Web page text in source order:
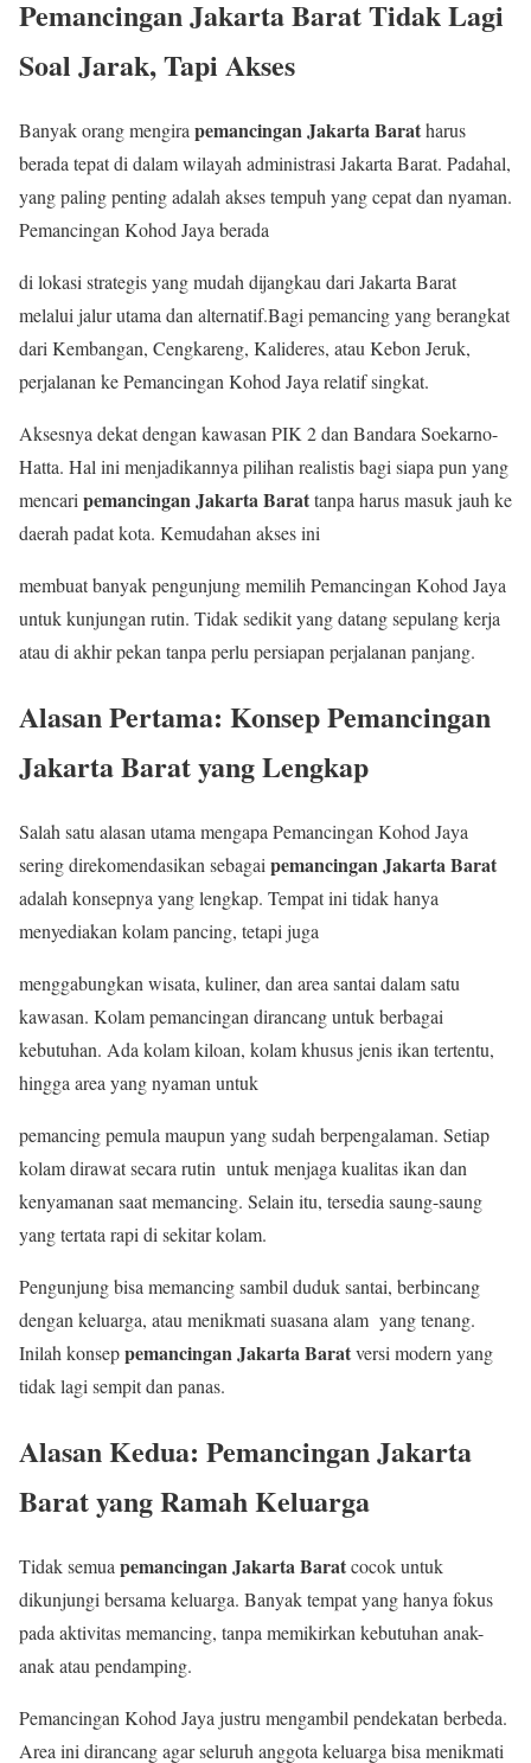
Pemancingan Jakarta Barat Tidak Lagi
Soal Jarak, Tapi Akses
Banyak orang mengirapemancingan Jakarta Baratharus
berada tepat di dalam wilayah administrasi Jakarta Barat. Padahal,
yang paling penting adalah akses tempuh yang cepat dan nyaman.
Pemancingan Kohod Jaya berada
di lokasi strategis yang mudah dijangkau dari Jakarta Barat
melalui jalur utama dan alternatif.Bagi pemancing yang berangkat
dari Kembangan, Cengkareng, Kalideres, atau Kebon Jeruk,
perjalanan ke Pemancingan Kohod Jaya relatif singkat.
Aksesnya dekat dengan kawasan PIK 2 dan Bandara Soekarno-
Hatta. Hal ini menjadikannya pilihan realistis bagi siapa pun yang
mencaripemancingan Jakarta Barattanpa harus masuk jauh ke
daerah padat kota. Kemudahan akses ini
membuat banyak pengunjung memilih Pemancingan Kohod Jaya
untuk kunjungan rutin. Tidak sedikit yang datang sepulang kerja
atau di akhir pekan tanpa perlu persiapan perjalanan panjang.
Alasan Pertama: Konsep Pemancingan
Jakarta Barat yang Lengkap
Salah satu alasan utama mengapa Pemancingan Kohod Jaya
sering direkomendasikan sebagai pemancingan Jakarta Barat
adalah konsepnya yang lengkap. Tempat ini tidak hanya
menyediakan kolam pancing, tetapi juga
menggabungkan wisata, kuliner, dan area santai dalam satu
kawasan. Kolam pemancingan dirancang untuk berbagai
kebutuhan. Ada kolam kiloan, kolam khusus jenis ikan tertentu,
hingga area yang nyaman untuk
pemancing pemula maupun yang sudah berpengalaman. Setiap
kolam dirawat secara rutin untuk menjaga kualitas ikan dan
kenyamanan saat memancing. Selain itu, tersedia saung-saung
yang tertata rapi di sekitar kolam.
Pengunjung bisa memancing sambil duduk santai, berbincang
dengan keluarga, atau menikmati suasana alam yang tenang.
Inilah konseppemancingan Jakarta Baratversi modern yang
tidak lagi sempit dan panas.
Alasan Kedua: Pemancingan Jakarta
Barat yang Ramah Keluarga
Tidak semua pemancingan Jakarta Baratcocok untuk
dikunjungi bersama keluarga. Banyak tempat yang hanya fokus
pada aktivitas memancing, tanpa memikirkan kebutuhan anak-
anak atau pendamping.
Pemancingan Kohod Jaya justru mengambil pendekatan berbeda.
Area ini dirancang agar seluruh anggota keluarga bisa menikmati